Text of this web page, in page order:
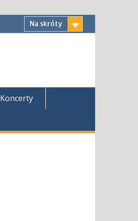
Na skróty
Koncerty